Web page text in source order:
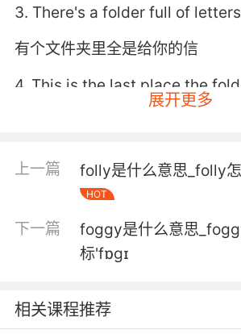
3. There's a folder full of
有个文件夹里全是给你的信
4. This is the last place the
5. If you don't, you're gonna
folder.
6. Schematics and
示意图和任务都在你们面前的文
展开更多
上一篇 folly是什么意思_folly
HOT
下一篇
foggy是什么意思
标'fɒɡɪ
相关课程推荐